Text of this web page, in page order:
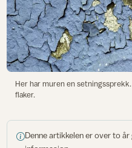
Her har muren en
flaker.
Denne artikkelen er over to